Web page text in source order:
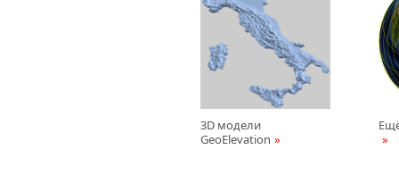
3D модели
GeoElevation